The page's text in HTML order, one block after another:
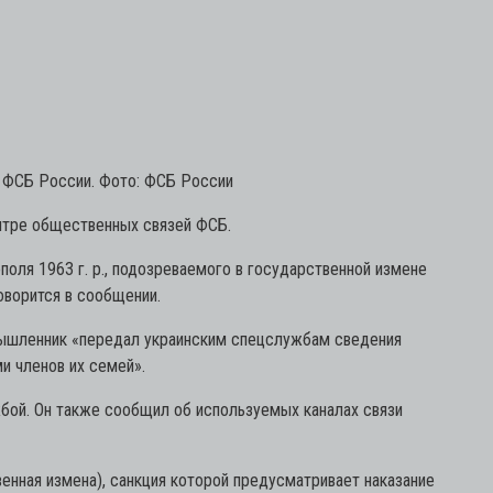
ФСБ России. Фото: ФСБ России
общественных связей ФСБ.
1963 г. р., подозреваемого в государственной измене
в сообщении.
«передал украинским спецслужбам сведения
членов их семей».
Он также сообщил об используемых каналах связи
измена), санкция которой предусматривает наказание